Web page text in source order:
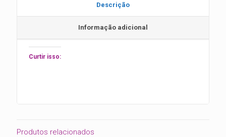
Descrição
Informação adicional
Curtir isso:
Produtos relacionados